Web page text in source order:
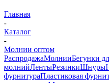
Главная
-
Каталог
-
Молнии оптом
РаспродажаМолнииБегунки
молнийЛентыРезинкиШнуры
фурнитураПластиковая